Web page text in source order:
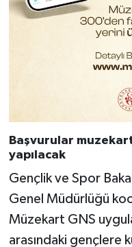
Başvurular
yapılacak
Gençlik ve Spor
Genel Müdürlüğü
Müzekart GNS
arasındaki gençlere